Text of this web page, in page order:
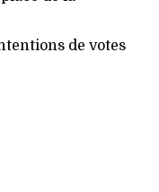
de votes